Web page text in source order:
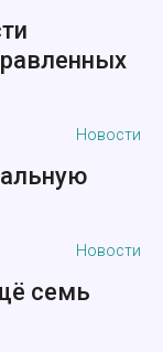
Новости
Новости
семь